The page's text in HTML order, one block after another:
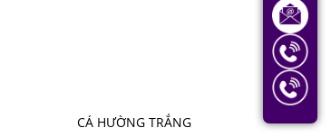
CÁ HƯỜNG TRẮNG